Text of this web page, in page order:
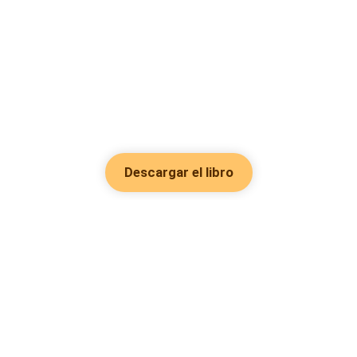
Descargar el libro